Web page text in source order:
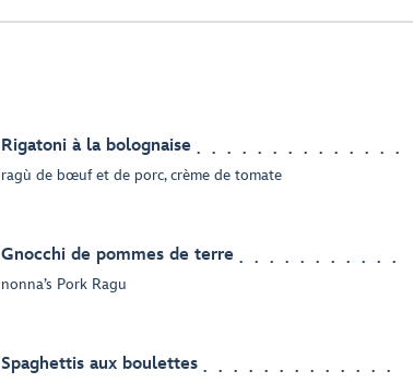
Rigatoni à la bolognaise
ragù de bœuf et de porc, crème de tomate
Gnocchi de pommes de terre
nonna’s Pork Ragu
Spaghettis aux boulettes